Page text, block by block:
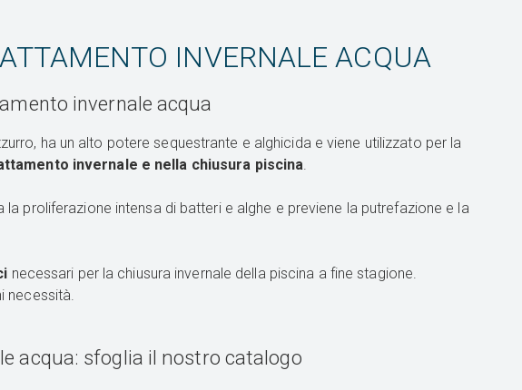
INVERNALE ACQUA
invernale acqua
ha un alto potere sequestrante e alghicida e viene utilizzato per la
invernale e nella chiusura piscina.
proliferazione intensa di batteri e alghe e previene la putrefazione e la
necessari per la chiusura invernale della piscina a fine stagione.
necessità.
acqua: sfoglia il nostro catalogo